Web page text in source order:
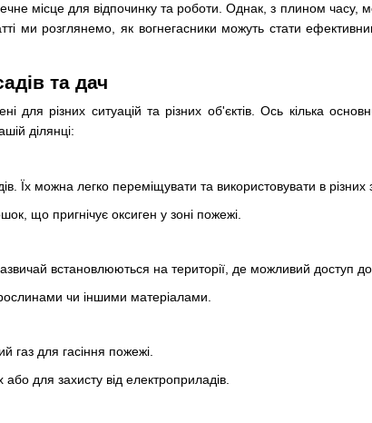
місце для відпочинку та роботи. Однак, з плином часу,
ми розглянемо, як вогнегасники можуть стати
та дач
для різних ситуацій та різних об'єктів. Ось кілька
ділянці:
Їх можна легко переміщувати та використовувати в різних
що пригнічує оксиген у зоні пожежі.
встановлюються на території, де можливий доступ
чи іншими матеріалами.
газ для гасіння пожежі.
для захисту від електроприладів.